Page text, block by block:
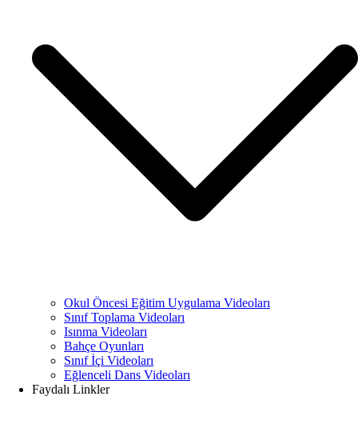
Okul Öncesi Eğitim Uygulama Videoları
Sınıf Toplama Videoları
Isınma Videoları
Bahçe Oyunları
Sınıf İçi Videoları
Eğlenceli Dans Videoları
Faydalı Linkler